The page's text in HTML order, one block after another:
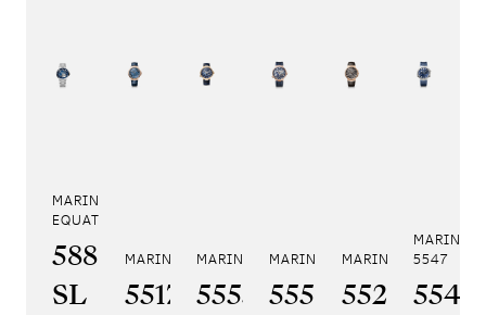
MARINE TOURBILLON
EQUATION MARCHANTE 5887
5887PT/YS/PW0
SL
MARINE 5517
5517BR/Y2/9ZU
MARINE HORA MUNDI 5555
5555BH/YS/9WV
MARINE HORA MUNDI 5557
5557BR/YS/
MARINE
5527BR/
MARINE
5547